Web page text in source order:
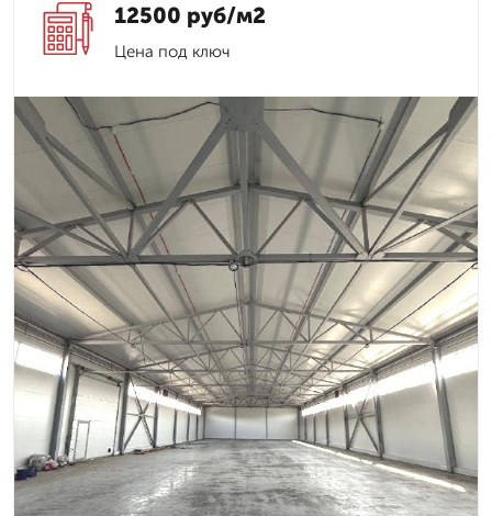
12500 руб/м2
Цена под ключ